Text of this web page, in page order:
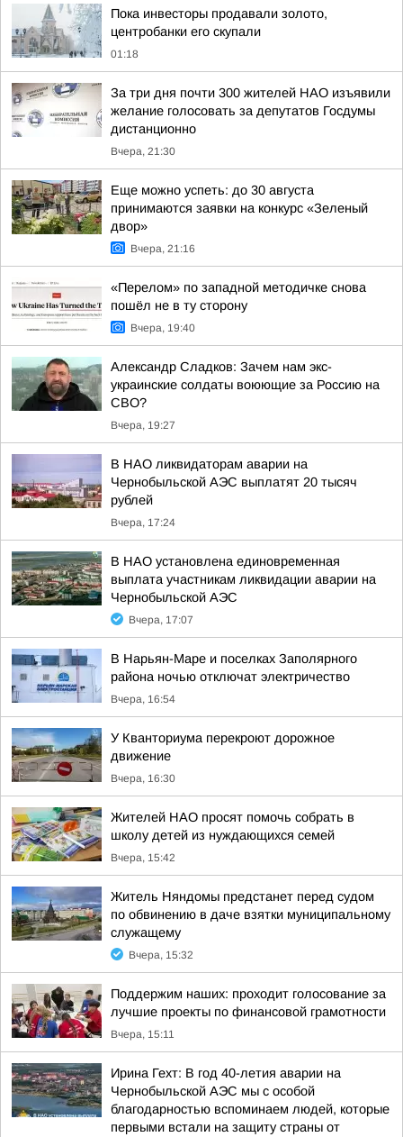
Пока инвесторы продавали золото,
центробанки его скупали
01:18
За три дня почти 300 жителей НАО изъявили
желание голосовать за депутатов Госдумы
дистанционно
Вчера, 21:30
Еще можно успеть: до 30 августа
принимаются заявки на конкурс «Зеленый
двор»
Вчера, 21:16
«Перелом» по западной методичке снова
пошёл не в ту сторону
Вчера, 19:40
Александр Сладков: Зачем нам экс-
украинские солдаты воюющие за Россию на
СВО?
Вчера, 19:27
В НАО ликвидаторам аварии на
Чернобыльской АЭС выплатят 20 тысяч
рублей
Вчера, 17:24
В НАО установлена единовременная
выплата участникам ликвидации аварии на
Чернобыльской АЭС
Вчера, 17:07
В Нарьян-Маре и поселках Заполярного
района ночью отключат электричество
Вчера, 16:54
У Кванториума перекроют дорожное
движение
Вчера, 16:30
Жителей НАО просят помочь собрать в
школу детей из нуждающихся семей
Вчера, 15:42
Житель Няндомы предстанет перед судом
по обвинению в даче взятки муниципальному
служащему
Вчера, 15:32
Поддержим наших: проходит голосование за
лучшие проекты по финансовой грамотности
Вчера, 15:11
Ирина Гехт: В год 40-летия аварии на
Чернобыльской АЭС мы с особой
благодарностью вспоминаем людей, которые
первыми встали на защиту страны от